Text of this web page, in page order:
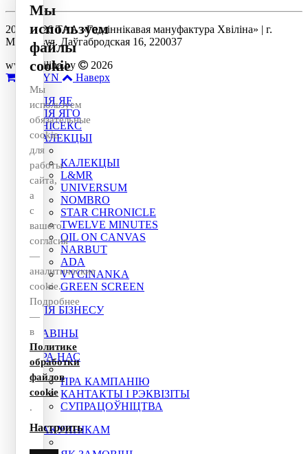
2014-2026 ТАА «Гадзіннікавая мануфактура Хвіліна» | г.
Мінск, вул. Даўгабродская 16, 220037
www.hvilina.by
2026
0 BYN
Наверх
ДЛЯ ЯЕ
ДЛЯ ЯГО
УНІСЕКС
КАЛЕКЦЫІ
КАЛЕКЦЫІ
L&MR
UNIVERSUM
NOMBRO
STAR CHRONICLE
TWELVE MINUTES
OIL ON CANVAS
NARBUT
ADA
VYCINANKA
GREEN SCREEN
ДЛЯ БІЗНЕСУ
НАВІНЫ
ПРА НАС
ПРА КАМПАНІЮ
КАНТАКТЫ І РЭКВІЗІТЫ
СУПРАЦОЎНІЦТВА
ПАКУПНІКАМ
Мы
используем
файлы
cookie
Мы
используем
обязательные
cookie
для
работы
сайта,
а
с
вашего
согласия
—
аналитические
cookie.
Подробнее
—
в
Политике
обработки
файлов
cookie
.
Настроить